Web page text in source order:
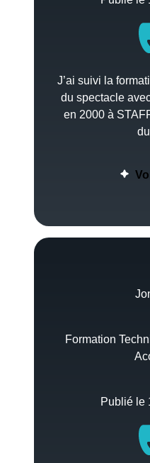
J’ai suivi la
du spectacle
en 2000 à
Formation
Publié le